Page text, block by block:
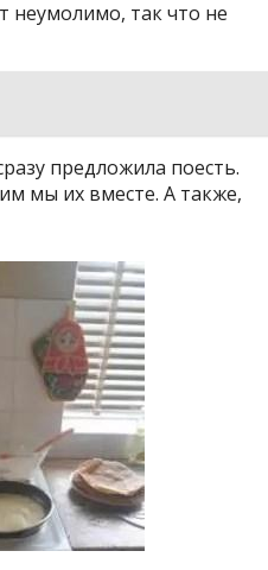
неумолимо, так что не
предложила поесть.
мы их вместе. А также,